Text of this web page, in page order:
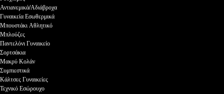
Αντιανεμικά/Αδιάβροχα
Γυναικεία Εσωθερμικά
Μπουστάκι Αθλητικό
Μπλούζες
Παντελόνι Γυναικείο
Σορτσάκια
Μακρύ Κολάν
Συμπιεστικά
Κάλτσες Γυναικείες
Τεχνικό Εσώρουχο